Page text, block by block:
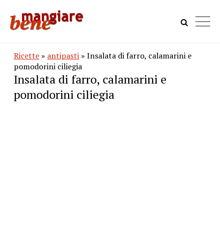
Ricette » antipasti » Insalata di farro, calamarini e
pomodorini ciliegia
Insalata di farro, calamarini e
pomodorini ciliegia